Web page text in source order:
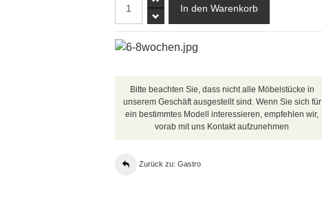
Bitte beachten Sie, dass nicht alle Möbelstücke in
unserem Geschäft ausgestellt sind. Wenn Sie sich für
ein bestimmtes Modell interessieren, empfehlen wir,
vorab mit uns Kontakt aufzunehmen
Zurück zu: Gastro